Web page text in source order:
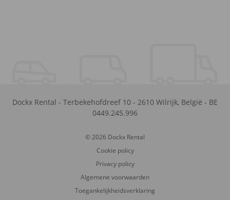
Dockx Rental - Terbekehofdreef 10 - 2610 Wilrijk, België - BE
0449.245.996
© 2026 Dockx Rental
Cookie policy
Privacy policy
Algemene voorwaarden
Toegankelijkheidsverklaring